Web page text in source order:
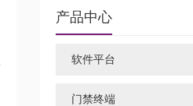
产品中心
软件平台
门禁终端